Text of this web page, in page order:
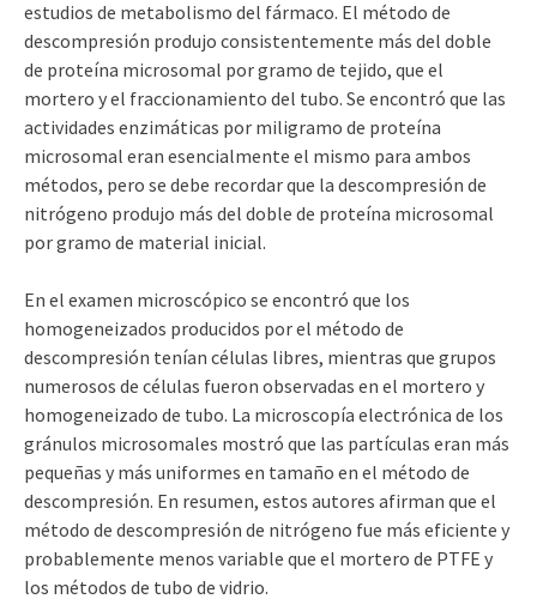
estudios de metabolismo del fármaco. El método de
descompresión produjo consistentemente más del doble
de proteína microsomal por gramo de tejido, que el
mortero y el fraccionamiento del tubo. Se encontró que las
actividades enzimáticas por miligramo de proteína
microsomal eran esencialmente el mismo para ambos
métodos, pero se debe recordar que la descompresión de
nitrógeno produjo más del doble de proteína microsomal
por gramo de material inicial.
En el examen microscópico se encontró que los
homogeneizados producidos por el método de
descompresión tenían células libres, mientras que grupos
numerosos de células fueron observadas en el mortero y
homogeneizado de tubo. La microscopía electrónica de los
gránulos microsomales mostró que las partículas eran más
pequeñas y más uniformes en tamaño en el método de
descompresión. En resumen, estos autores afirman que el
método de descompresión de nitrógeno fue más eficiente y
probablemente menos variable que el mortero de PTFE y
los métodos de tubo de vidrio.